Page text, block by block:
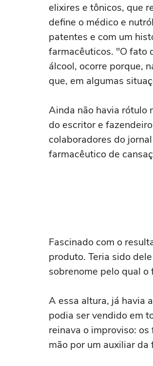
elixires e tônicos, que
define o médico e
patentes e com um
farmacêuticos. "O fato
álcool, ocorre porque,
que, em algumas
Ainda não havia rótulo
do escritor e
colaboradores do
farmacêutico de
Fascinado com o
produto. Teria sido
sobrenome pelo qual
A essa altura, já havia
podia ser vendido em
reinava o improviso:
mão por um auxiliar da